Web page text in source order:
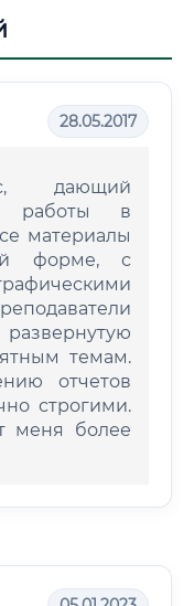
28.05.2017
дающий
работы в
материалы
форме, с
темам.
отчетов
строгими.
меня более